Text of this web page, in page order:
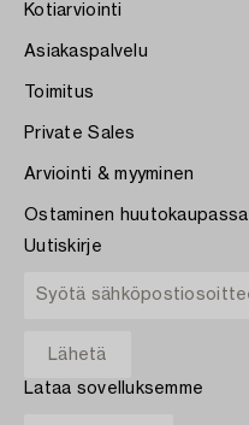
Kotiarviointi
Asiakaspalvelu
Toimitus
Private Sales
Arviointi & myyminen
Ostaminen huutokaupassa
Uutiskirje
Lataa sovelluksemme